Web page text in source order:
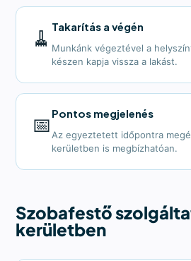
🧹 Takarítás a végén
Munkánk végeztével a
készen kapja vissza a lakást.
📅 Pontos megjelenés
Az egyeztetett időpontra
kerületben is megbízhatóan.
Szobafestő
kerületben